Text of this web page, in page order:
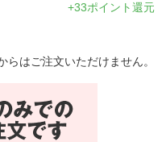
+33ポイント還元
はご注文いただけません。